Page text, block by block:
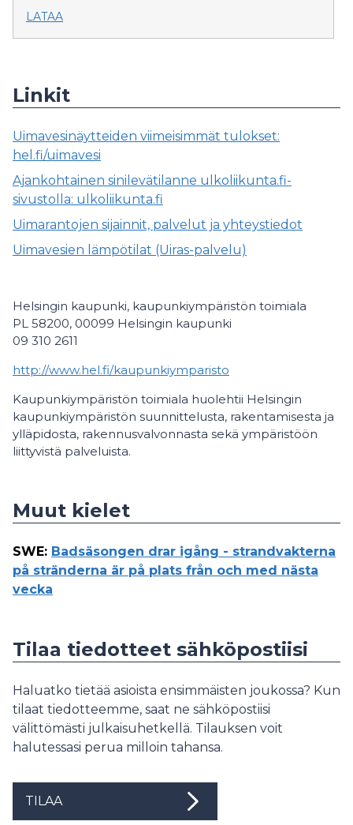
LATAA
Linkit
Uimavesinäytteiden viimeisimmät tulokset:
hel.fi/uimavesi
Ajankohtainen sinilevätilanne ulkoliikunta.fi-
sivustolla: ulkoliikunta.fi
Uimarantojen sijainnit, palvelut ja yhteystiedot
Uimavesien lämpötilat (Uiras-palvelu)
Helsingin kaupunki, kaupunkiympäristön toimiala
PL 58200, 00099 Helsingin kaupunki
09 310 2611
http://www.hel.fi/kaupunkiymparisto
Kaupunkiympäristön toimiala huolehtii Helsingin
kaupunkiympäristön suunnittelusta, rakentamisesta ja
ylläpidosta, rakennusvalvonnasta sekä ympäristöön
liittyvistä palveluista.
Muut kielet
SWE: Badsäsongen drar igång - strandvakterna
på stränderna är på plats från och med nästa
vecka
Tilaa tiedotteet sähköpostiisi
Haluatko tietää asioista ensimmäisten joukossa? Kun
tilaat tiedotteemme, saat ne sähköpostiisi
välittömästi julkaisuhetkellä. Tilauksen voit
halutessasi perua milloin tahansa.
TILAA